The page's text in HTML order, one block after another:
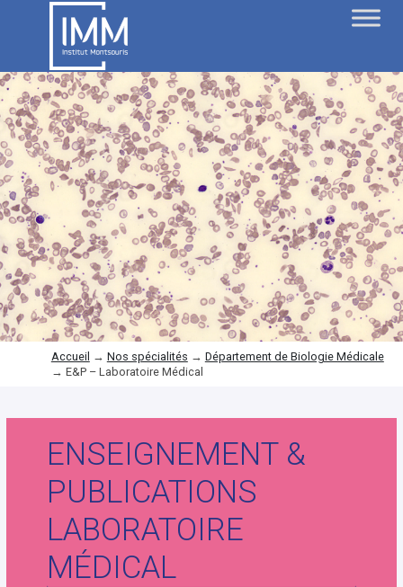
Accueil → Nos spécialités → Département de Biologie Médicale
→ E&P – Laboratoire Médical
ENSEIGNEMENT &
PUBLICATIONS
LABORATOIRE
MÉDICAL